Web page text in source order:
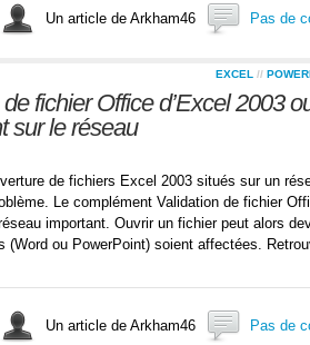
Un article de Arkham46 Pas de
EXCEL //
fichier Office d’Excel 2003
sur le réseau
de fichiers Excel 2003 situés sur un
Le complément Validation de fichier
important. Ouvrir un fichier peut alors
(Word ou PowerPoint) soient affectées.
Un article de Arkham46 Pas de